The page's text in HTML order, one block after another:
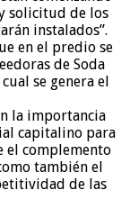
solicitud de los
instalados”.
en el predio se
de Soda
se genera el
la importancia
capitalino para
el complemento
también el
de las